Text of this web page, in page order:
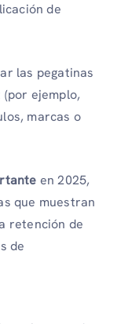
de
las pegatinas
ejemplo,
marcas o
en 2025,
que muestran
retención de
de